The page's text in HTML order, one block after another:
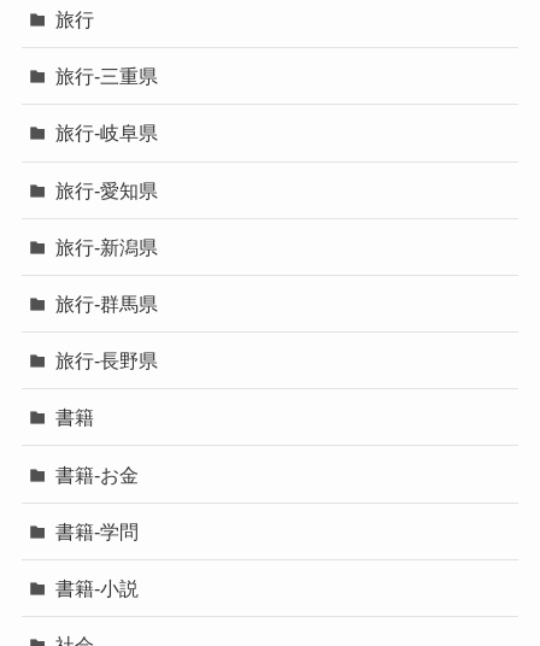
旅行
旅行-三重県
旅行-岐阜県
旅行-愛知県
旅行-新潟県
旅行-群馬県
旅行-長野県
書籍
書籍-お金
書籍-学問
書籍-小説